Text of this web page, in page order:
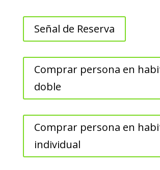
Señal de Reserva
Comprar persona en
doble
Comprar persona en
individual